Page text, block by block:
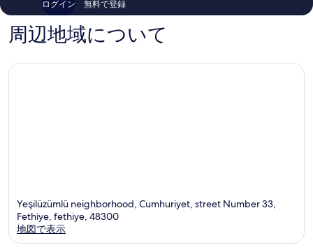
ミ
タ
ミ
ログイン 無料で登録
周辺地域について
Yeşilüzümlü neighborhood, Cumhuriyet, street Number 33,
Fethiye, fethiye, 48300
地図で表示